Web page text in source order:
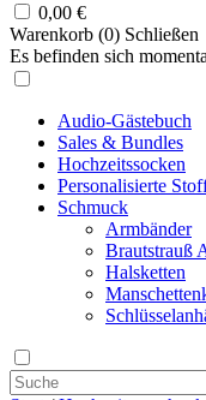
0,00 €
Warenkorb (0) Schließen
Es befinden sich
Audio-Gästebuch
Sales & Bundles
Hochzeitssocken
Personalisierte
Schmuck
Armbänder
Brautstrauß
Halsketten